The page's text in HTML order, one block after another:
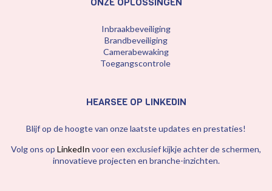
Inbraakbeveiliging
Brandbeveiliging
Camerabewaking
Toegangscontrole
HEARSEE OP LINKEDIN
Blijf op de hoogte van onze laatste updates en prestaties!
Volg ons op LinkedIn voor een exclusief kijkje achter de schermen,
innovatieve projecten en branche-inzichten.